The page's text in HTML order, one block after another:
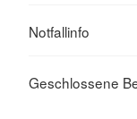
Notfallinfo
Geschlossene